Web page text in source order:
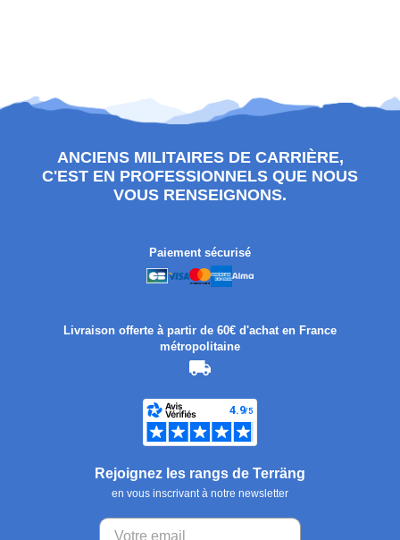
ANCIENS MILITAIRES DE CARRIÈRE,
C'EST EN PROFESSIONNELS QUE NOUS
VOUS RENSEIGNONS.
Paiement sécurisé
Livraison offerte à partir de 60€ d'achat en France
métropolitaine
Rejoignez les rangs de Terräng
en vous inscrivant à notre newsletter